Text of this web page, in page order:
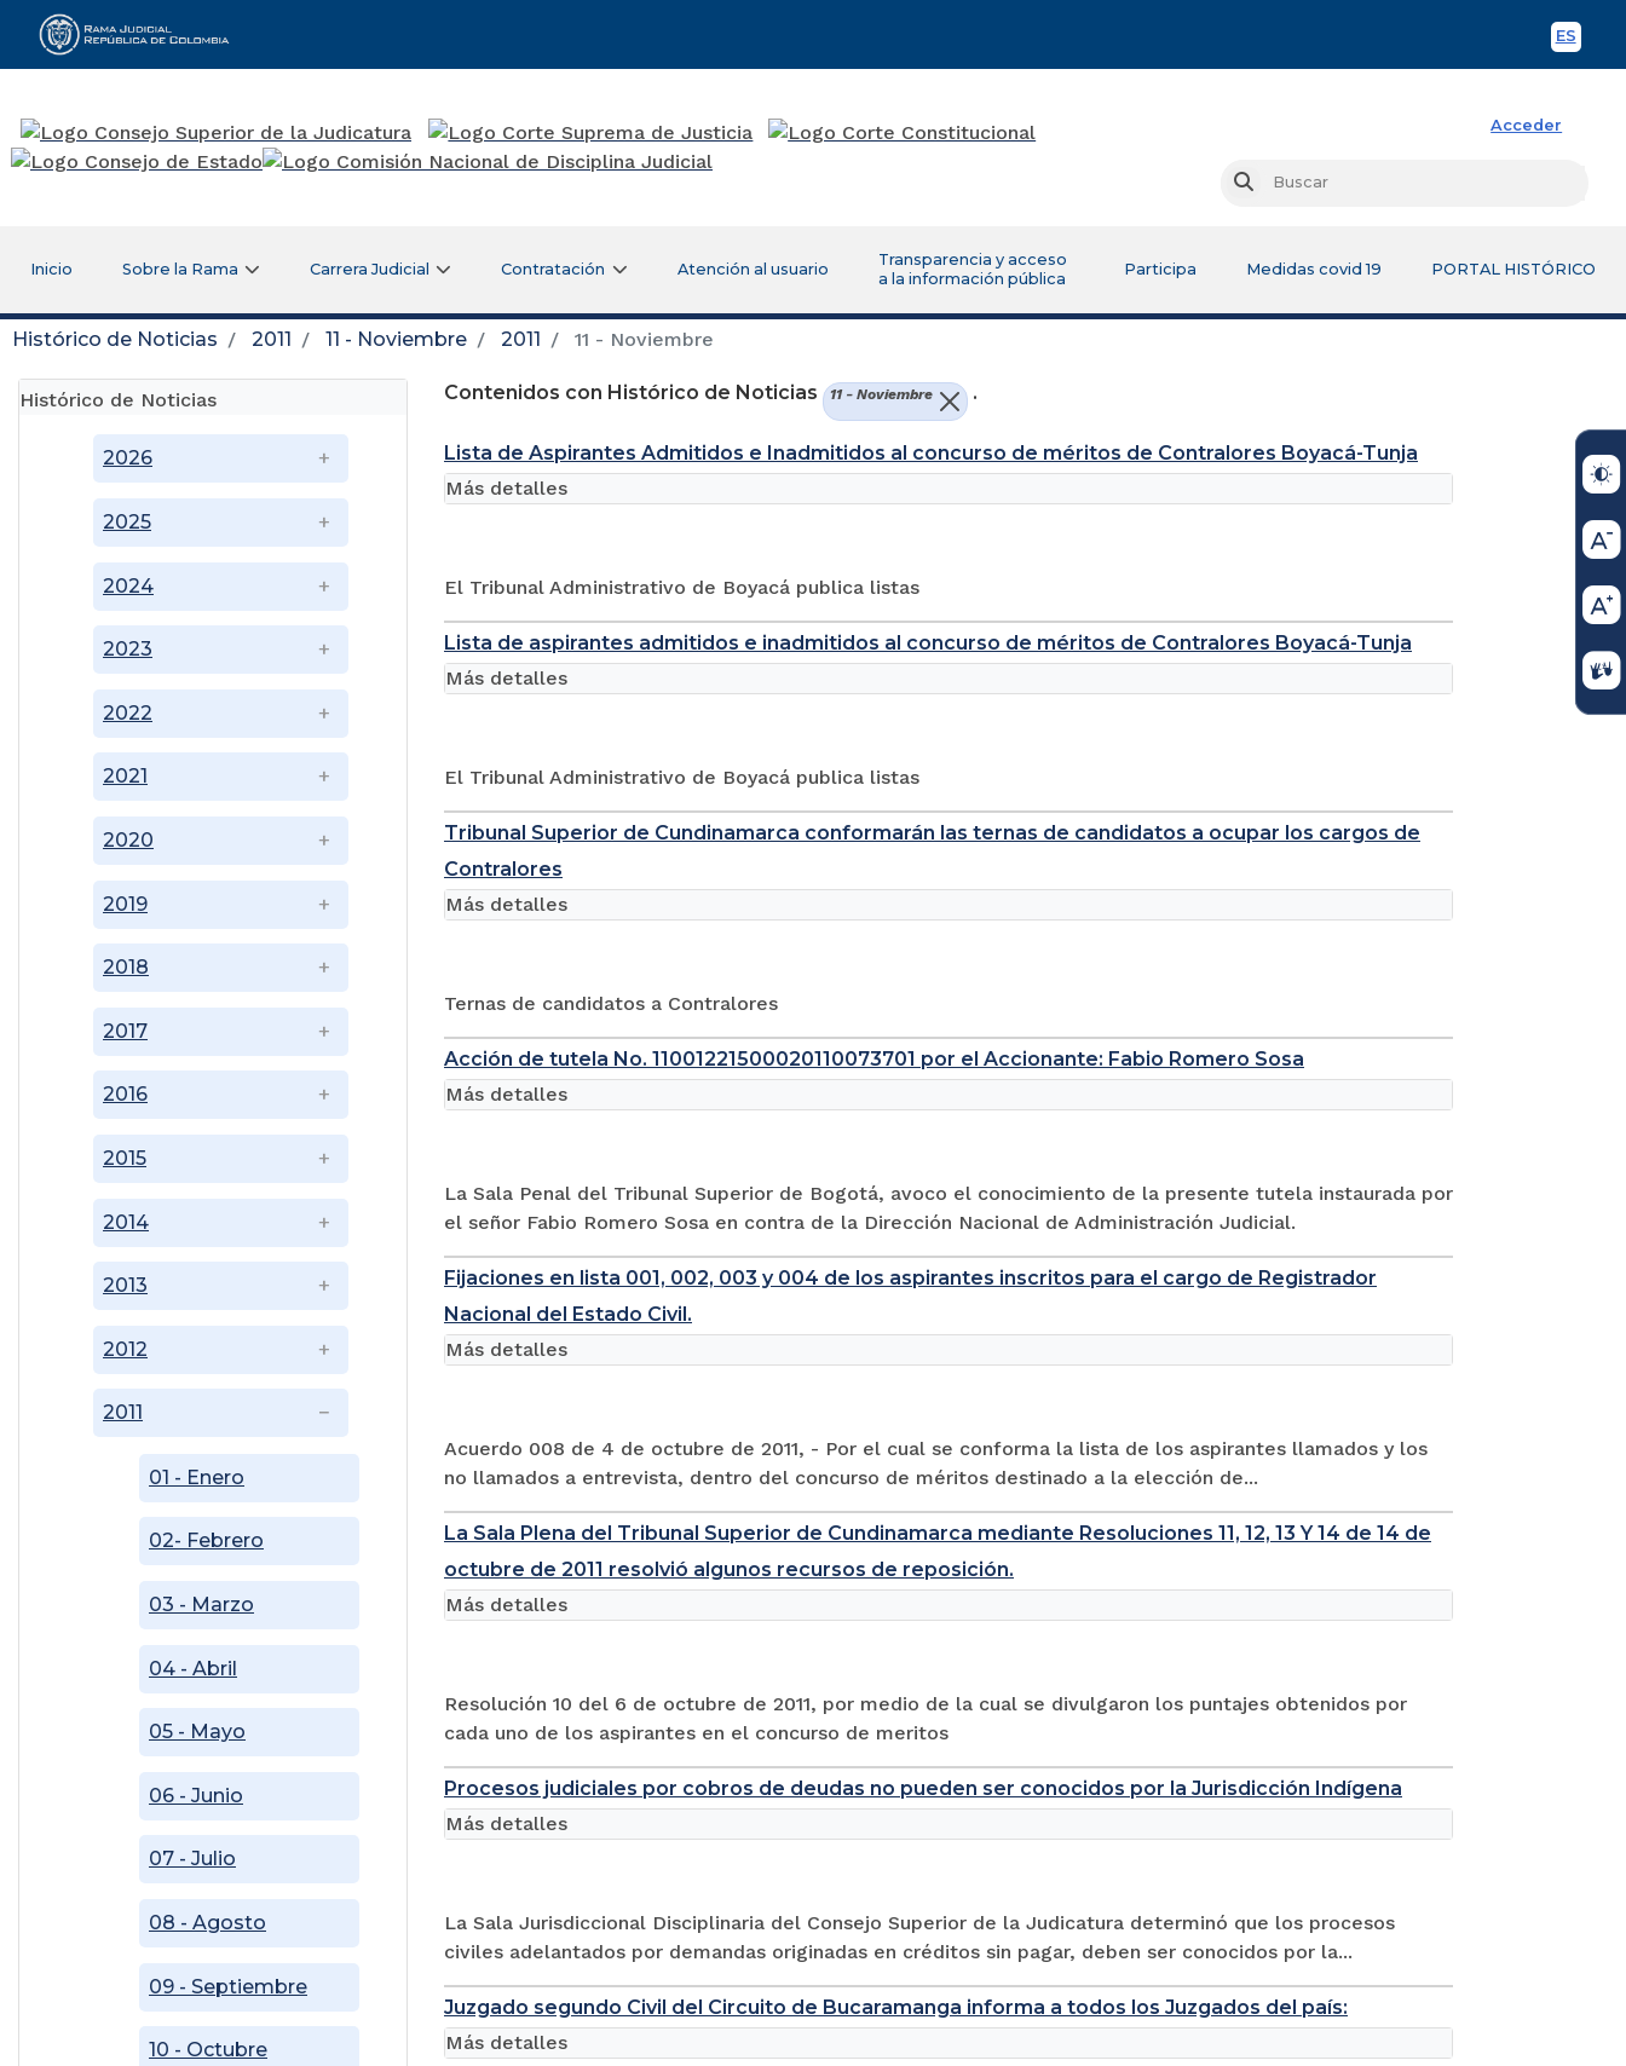
ES
Rama Judicial
Acceder
Buscar
Inicio Sobre la Rama Carrera Judicial Contratación Atención al usuario
Transparencia y acceso
a la información pública
Participa Medidas covid 19 PORTAL HISTÓRICO
Histórico de Noticias 2011 11 - Noviembre 2011 11 - Noviembre
Histórico de Noticias
2011
01 - Enero
02- Febrero
03 - Marzo
04 - Abril
05 - Mayo
06 - Junio
07 - Julio
08 - Agosto
09 - Septiembre
10 - Octubre
2012
2013
2014
2015
2016
2017
2018
2019
2020
2021
2022
2023
2024
2025
2026
Contenidos con Histórico de Noticias 11 - Noviembre .
Lista de Aspirantes Admitidos e Inadmitidos al concurso de méritos de Contralores Boyacá-Tunja
El Tribunal Administrativo de Boyacá publica listas
Más detalles
Lista de aspirantes admitidos e inadmitidos al concurso de méritos de Contralores Boyacá-Tunja
El Tribunal Administrativo de Boyacá publica listas
Más detalles
Tribunal Superior de Cundinamarca conformarán las ternas de candidatos a ocupar los cargos de
Contralores
Ternas de candidatos a Contralores
Más detalles
Acción de tutela No. 11001221500020110073701 por el Accionante: Fabio Romero Sosa
La Sala Penal del Tribunal Superior de Bogotá, avoco el conocimiento de la presente tutela instaurada por
el señor Fabio Romero Sosa en contra de la Dirección Nacional de Administración Judicial.
Más detalles
Fijaciones en lista 001, 002, 003 y 004 de los aspirantes inscritos para el cargo de Registrador
Nacional del Estado Civil.
Acuerdo 008 de 4 de octubre de 2011, - Por el cual se conforma la lista de los aspirantes llamados y los
no llamados a entrevista, dentro del concurso de méritos destinado a la elección de...
Más detalles
La Sala Plena del Tribunal Superior de Cundinamarca mediante Resoluciones 11, 12, 13 Y 14 de 14 de
octubre de 2011 resolvió algunos recursos de reposición.
Resolución 10 del 6 de octubre de 2011, por medio de la cual se divulgaron los puntajes obtenidos por
cada uno de los aspirantes en el concurso de meritos
Más detalles
Procesos judiciales por cobros de deudas no pueden ser conocidos por la Jurisdicción Indígena
La Sala Jurisdiccional Disciplinaria del Consejo Superior de la Judicatura determinó que los procesos
civiles adelantados por demandas originadas en créditos sin pagar, deben ser conocidos por la...
Más detalles
Juzgado segundo Civil del Circuito de Bucaramanga informa a todos los Juzgados del país:
Más detalles